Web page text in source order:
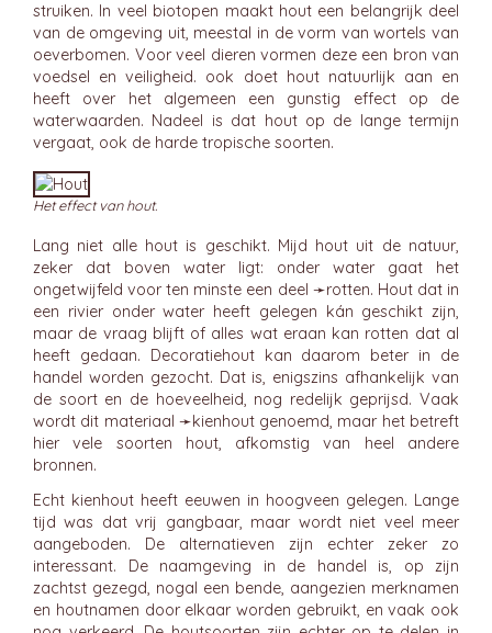
struiken. In veel biotopen maakt hout een belangrijk deel
van de omgeving uit, meestal in de vorm van wortels van
oeverbomen. Voor veel dieren vormen deze een bron van
voedsel en veiligheid. ook doet hout natuurlijk aan en
heeft over het algemeen een gunstig effect op de
waterwaarden. Nadeel is dat hout op de lange termijn
vergaat, ook de harde tropische soorten.
Het effect van hout.
Lang niet alle hout is geschikt. Mijd hout uit de natuur,
zeker dat boven water ligt: onder water gaat het
ongetwijfeld voor ten minste een deel ➛rotten. Hout dat in
een rivier onder water heeft gelegen kán geschikt zijn,
maar de vraag blijft of alles wat eraan kan rotten dat al
heeft gedaan. Decoratiehout kan daarom beter in de
handel worden gezocht. Dat is, enigszins afhankelijk van
de soort en de hoeveelheid, nog redelijk geprijsd. Vaak
wordt dit materiaal ➛kienhoutgenoemd, maar het betreft
hier vele soorten hout, afkomstig van heel andere
bronnen.
Echt kienhout heeft eeuwen in hoogveen gelegen. Lange
tijd was dat vrij gangbaar, maar wordt niet veel meer
aangeboden. De alternatieven zijn echter zeker zo
interessant. De naamgeving in de handel is, op zijn
zachtst gezegd, nogal een bende, aangezien merknamen
en houtnamen door elkaar worden gebruikt, en vaak ook